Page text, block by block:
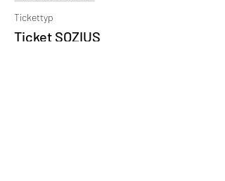
Tickettyp
Ticket SOZIUS